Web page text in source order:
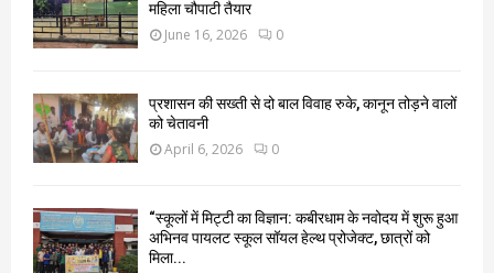
महिला चौपाटी तैयार
June 16, 2026 0
प्रशासन की सख्ती से दो बाल विवाह रुके, कानून तोड़ने वालों
को चेतावनी
April 6, 2026 0
“स्कूलों में मिट्टी का विज्ञान: कबीरधाम के नवोदय में शुरू हुआ
अभिनव पायलट स्कूल सॉयल हेल्थ प्रोजेक्ट, छात्रों को
मिला...